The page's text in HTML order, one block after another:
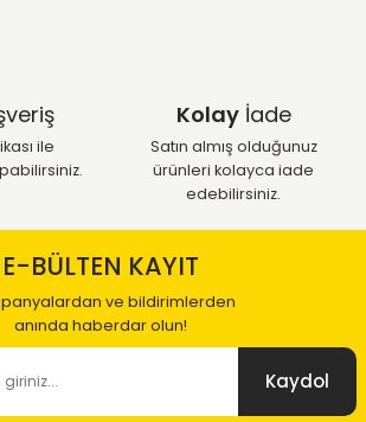
ile
Kolayİade
Satın almış olduğunuz
ürünleri kolayca iade
edebilirsiniz.
E-BÜLTEN KAYIT
ve bildirimlerden
anında haberdar olun!
Kaydol